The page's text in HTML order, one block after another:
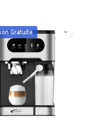
Gratuite